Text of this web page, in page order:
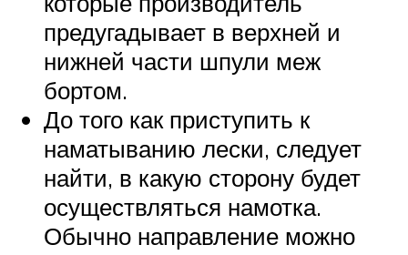
предугадывает в верхней и
нижней части шпули меж
бортом.
До того как приступить к
наматыванию лески, следует
найти, в какую сторону будет
осуществляться намотка.
Обычно направление можно